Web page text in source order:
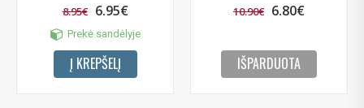
8.95€ 6.95€
Prekė sandėlyje
Į KREPŠELĮ
10.90€ 6.80€
IŠPARDUOTA